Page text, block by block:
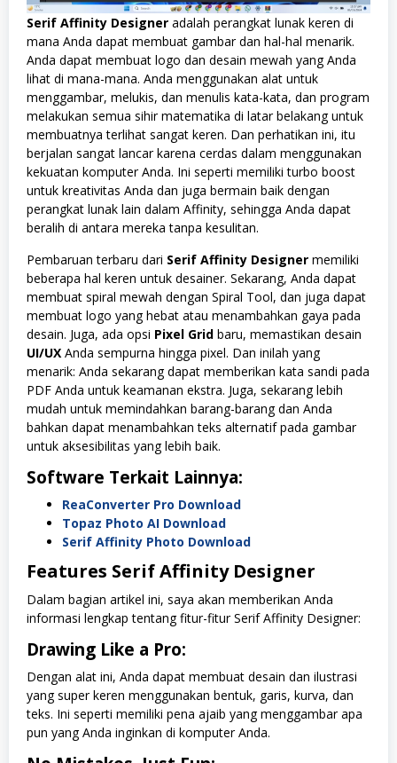
Serif Affinity Designer adalah perangkat lunak keren di
mana Anda dapat membuat gambar dan hal-hal menarik.
Anda dapat membuat logo dan desain mewah yang Anda
lihat di mana-mana. Anda menggunakan alat untuk
menggambar, melukis, dan menulis kata-kata, dan program
melakukan semua sihir matematika di latar belakang untuk
membuatnya terlihat sangat keren. Dan perhatikan ini, itu
berjalan sangat lancar karena cerdas dalam menggunakan
kekuatan komputer Anda. Ini seperti memiliki turbo boost
untuk kreativitas Anda dan juga bermain baik dengan
perangkat lunak lain dalam Affinity, sehingga Anda dapat
beralih di antara mereka tanpa kesulitan.
Pembaruan terbaru dari Serif Affinity Designer memiliki
beberapa hal keren untuk desainer. Sekarang, Anda dapat
membuat spiral mewah dengan Spiral Tool, dan juga dapat
membuat logo yang hebat atau menambahkan gaya pada
desain. Juga, ada opsi Pixel Grid baru, memastikan desain
UI/UX Anda sempurna hingga pixel. Dan inilah yang
menarik: Anda sekarang dapat memberikan kata sandi pada
PDF Anda untuk keamanan ekstra. Juga, sekarang lebih
mudah untuk memindahkan barang-barang dan Anda
bahkan dapat menambahkan teks alternatif pada gambar
untuk aksesibilitas yang lebih baik.
Software Terkait Lainnya:
ReaConverter Pro Download
Topaz Photo AI Download
Serif Affinity Photo Download
Features Serif Affinity Designer
Dalam bagian artikel ini, saya akan memberikan Anda
informasi lengkap tentang fitur-fitur Serif Affinity Designer:
Drawing Like a Pro:
Dengan alat ini, Anda dapat membuat desain dan ilustrasi
yang super keren menggunakan bentuk, garis, kurva, dan
teks. Ini seperti memiliki pena ajaib yang menggambar apa
pun yang Anda inginkan di komputer Anda.